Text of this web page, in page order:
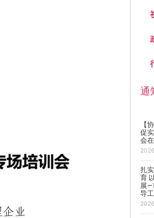
通
【
促
会
扎
育
展—
导